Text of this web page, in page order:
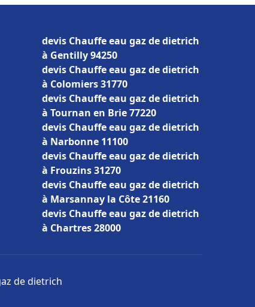
devis Chauffe eau gaz de dietrich
à Gentilly 94250
devis Chauffe eau gaz de dietrich
à Colomiers 31770
devis Chauffe eau gaz de dietrich
à Tournan en Brie 77220
devis Chauffe eau gaz de dietrich
à Narbonne 11100
devis Chauffe eau gaz de dietrich
à Frouzins 31270
devis Chauffe eau gaz de dietrich
à Marsannay la Côte 21160
devis Chauffe eau gaz de dietrich
à Chartres 28000
de dietrich